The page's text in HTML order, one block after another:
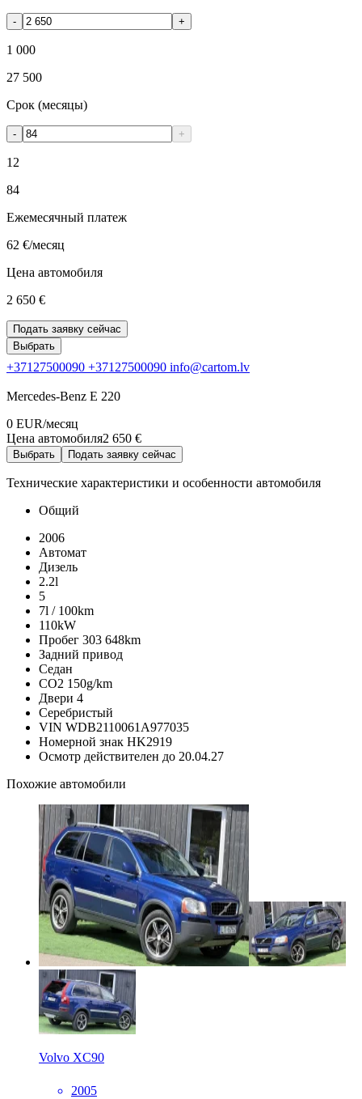
- +
1 000
27 500
Срок (месяцы)
- +
12
84
Ежемесячный платеж
62 €/месяц
Цена автомобиля
2 650 €
Подать заявку сейчас
Выбрать
+37127500090 +37127500090 info@cartom.lv
Mercedes-Benz E 220
0 EUR/месяц
Цена автомобиля2 650 €
Выбрать Подать заявку сейчас
Технические характеристики и особенности автомобиля
Общий
2006
Автомат
Дизель
2.2l
5
7l / 100km
110kW
Пробег 303 648km
Задний привод
Седан
CO2 150g/km
Двери 4
Серебристый
VIN WDB2110061A977035
Номерной знак HK2919
Осмотр действителен до 20.04.27
Похожие автомобили
Volvo XC90
2005